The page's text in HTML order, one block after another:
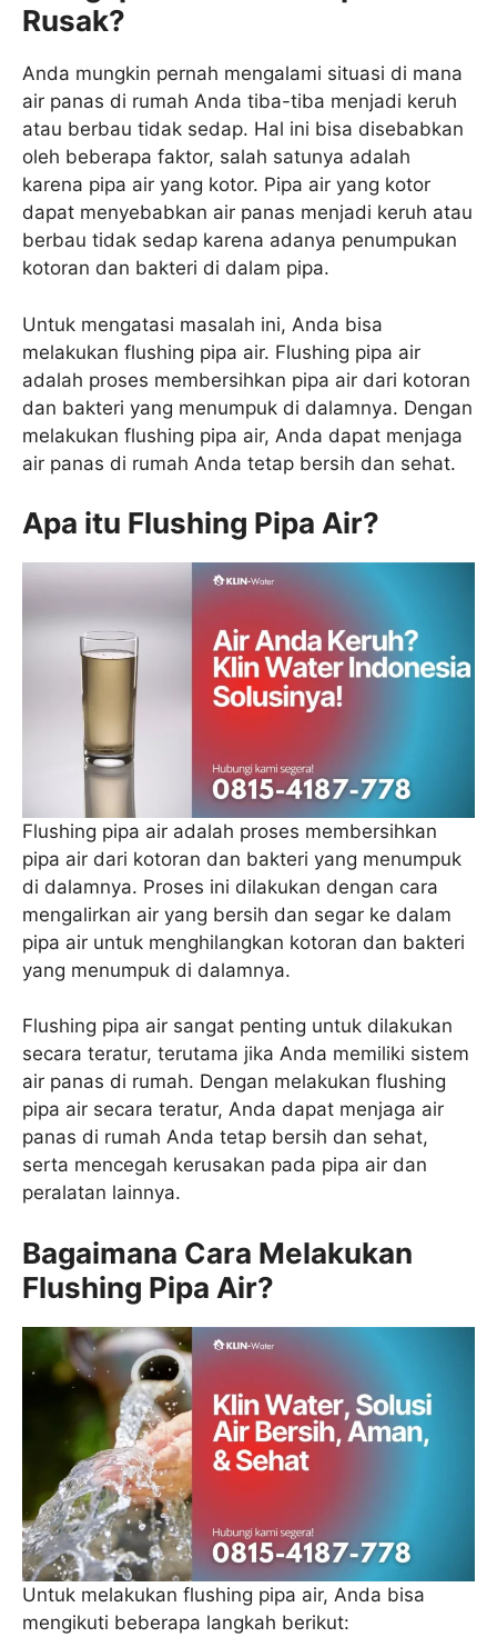
Rusak?
Anda mungkin pernah mengalami situasi di mana
air panas di rumah Anda tiba-tiba menjadi keruh
atau berbau tidak sedap. Hal ini bisa disebabkan
oleh beberapa faktor, salah satunya adalah
karena pipa air yang kotor. Pipa air yang kotor
dapat menyebabkan air panas menjadi keruh atau
berbau tidak sedap karena adanya penumpukan
kotoran dan bakteri di dalam pipa.
Untuk mengatasi masalah ini, Anda bisa
melakukan flushing pipa air. Flushing pipa air
adalah proses membersihkan pipa air dari kotoran
dan bakteri yang menumpuk di dalamnya. Dengan
melakukan flushing pipa air, Anda dapat menjaga
air panas di rumah Anda tetap bersih dan sehat.
Apa itu Flushing Pipa Air?
Flushing pipa air adalah proses membersihkan
pipa air dari kotoran dan bakteri yang menumpuk
di dalamnya. Proses ini dilakukan dengan cara
mengalirkan air yang bersih dan segar ke dalam
pipa air untuk menghilangkan kotoran dan bakteri
yang menumpuk di dalamnya.
Flushing pipa air sangat penting untuk dilakukan
secara teratur, terutama jika Anda memiliki sistem
air panas di rumah. Dengan melakukan flushing
pipa air secara teratur, Anda dapat menjaga air
panas di rumah Anda tetap bersih dan sehat,
serta mencegah kerusakan pada pipa air dan
peralatan lainnya.
Bagaimana Cara Melakukan
Flushing Pipa Air?
Untuk melakukan flushing pipa air, Anda bisa
mengikuti beberapa langkah berikut: